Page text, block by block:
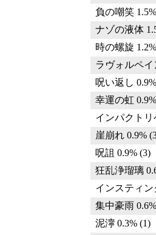
負の嘲笑
ナゾの液体
時の螺旋
ラヴォルペイ
呪い返し
幸運の虹
インパクトリ
崖崩れ 0.9%
呪詛 0.9% (3)
狂乱浄瑠璃
インスティン
集中豪雨
泥濘 0.3% (1)